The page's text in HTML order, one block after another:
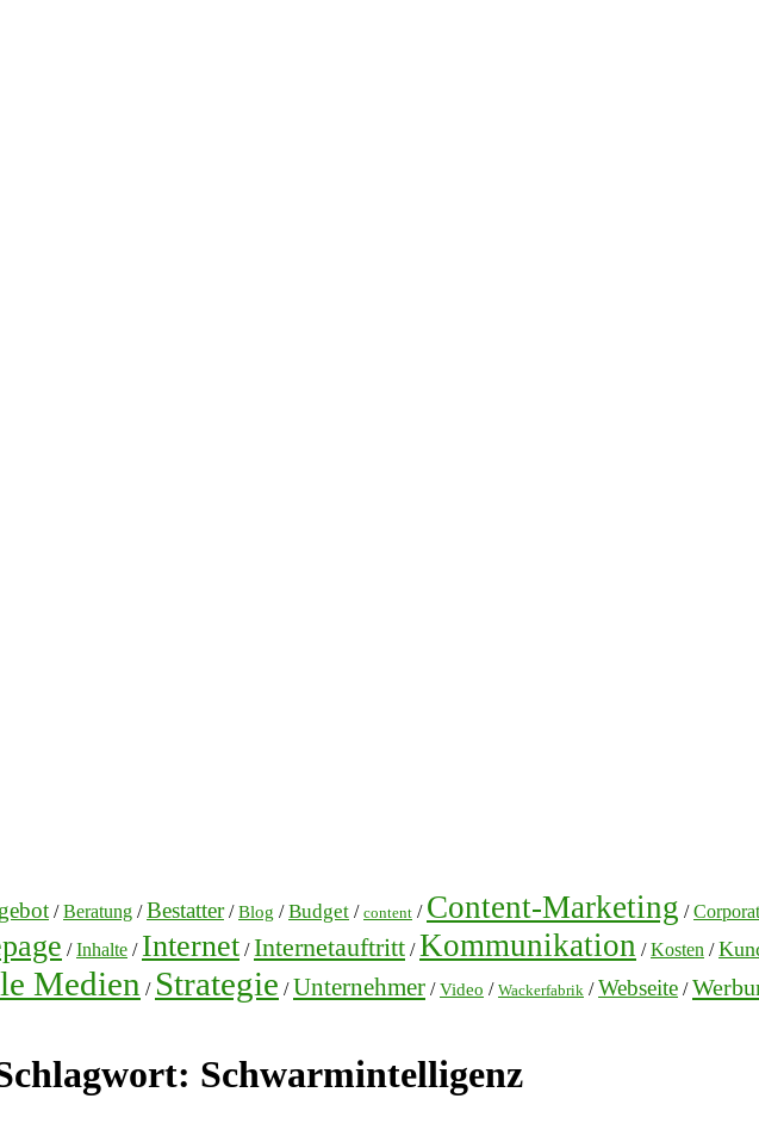
/Beratung /Bestatter/Blog /Budget / content / Content-Marketing /
/Inhalte / Internet /Internetauftritt /Kommunikation /Kosten /
Medien / Strategie /Unternehmer /Video / Wackerfabrik /Webseite /
Schwarmintelligenz